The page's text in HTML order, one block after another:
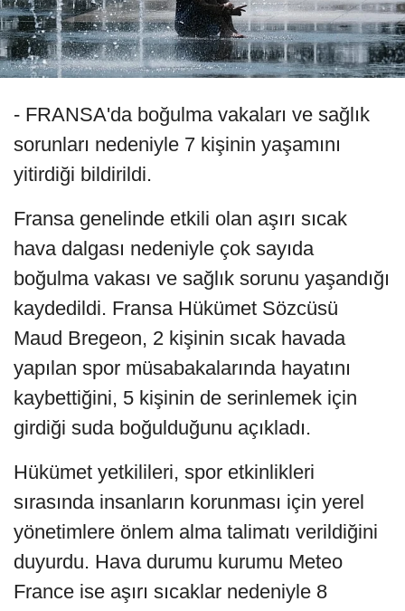
- FRANSA'da boğulma vakaları ve sağlık
sorunları nedeniyle 7 kişinin yaşamını
yitirdiği bildirildi.
Fransa genelinde etkili olan aşırı sıcak
hava dalgası nedeniyle çok sayıda
boğulma vakası ve sağlık sorunu yaşandığı
kaydedildi. Fransa Hükümet Sözcüsü
Maud Bregeon, 2 kişinin sıcak havada
yapılan spor müsabakalarında hayatını
kaybettiğini, 5 kişinin de serinlemek için
girdiği suda boğulduğunu açıkladı.
Hükümet yetkilileri, spor etkinlikleri
sırasında insanların korunması için yerel
yönetimlere önlem alma talimatı verildiğini
duyurdu. Hava durumu kurumu Meteo
France ise aşırı sıcaklar nedeniyle 8